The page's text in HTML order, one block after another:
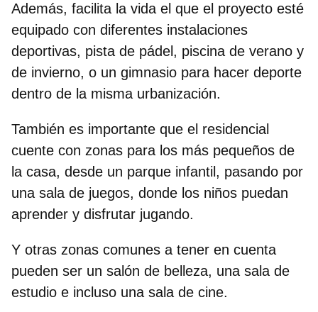
Además, facilita la vida el que el proyecto esté
equipado con diferentes instalaciones
deportivas, pista de pádel, piscina de verano y
de invierno, o un gimnasio para hacer deporte
dentro de la misma urbanización.
También es importante que el residencial
cuente con zonas para los más pequeños de
la casa, desde un parque infantil, pasando por
una sala de juegos, donde los niños puedan
aprender y disfrutar jugando.
Y otras zonas comunes a tener en cuenta
pueden ser un salón de belleza, una sala de
estudio e incluso una sala de cine.